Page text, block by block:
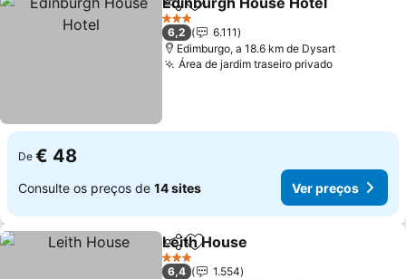
PartilharAdicionar aos favoritos
3 Estrelas
6,2
6.111
Edimburgo, a 18.6 km de Dysart
Área de jardim traseiro privadoVer preços
De € 48
Consulte os preços de 14 sites Ver preços
PartilharAdicionar aos favoritos
Leith House
3 Estrelas
6,4
1.554